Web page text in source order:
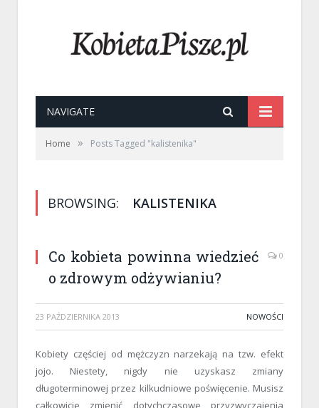
NAVIGATE
Home » Posts Tagged "kalistenika"
BROWSING: KALISTENIKA
Co kobieta powinna wiedzieć
o zdrowym odżywianiu?
0
23 PAŹDZIERNIKA 2013 NOWOŚCI
Kobiety częściej od mężczyzn narzekają na tzw. efekt
jojo. Niestety, nigdy nie uzyskasz zmiany
długoterminowej przez kilkudniowe poświęcenie. Musisz
całkowicie zmienić dotychczasowe przyzwyczajenia